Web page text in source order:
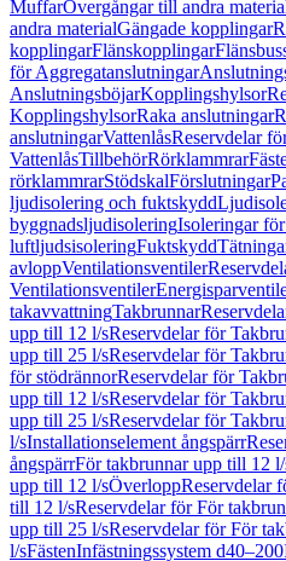
MuffarÖvergångar till andra material
andra materialGängade kopplingar
kopplingarFlänskopplingar
för Aggregatanslutningar
AnslutningsböjarKopplingshylsor
KopplingshylsorRaka anslutningar
anslutningarVattenlåsReservdelar
VattenlåsTillbehörRörklammrar
rörklammrarStödskalFörslutningar
ljudisolering och fuktskydd
byggnadsljudisoleringIsoleringar
luftljudsisoleringFuktskydd
avloppVentilationsventiler
Ventilationsventiler
takavvattningTakbrunnar
upp till 12 l/sReservdelar för
upp till 25 l/sReservdelar för
för stödrännorReservdelar för
upp till 12 l/sReservdelar för
upp till 25 l/sReservdelar för
l/sInstallationselement ångspärr
ångspärrFör takbrunnar upp till 12
upp till 12 l/sÖverloppReservdelar
till 12 l/sReservdelar för För
upp till 25 l/sReservdelar för För
l/sFästenInfästningssystem d40–200